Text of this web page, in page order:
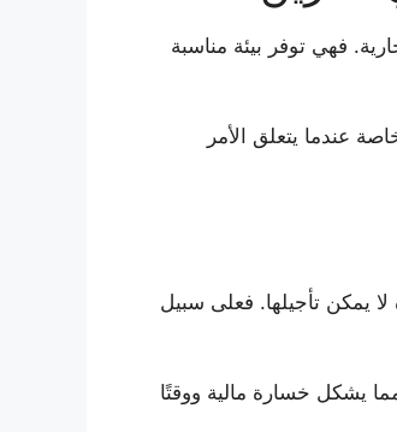
فهي توفر بيئة مناسبة
عندما يتعلق الأمر
يمكن تأجيلها. فعلى سبيل
يشكل خسارة مالية ووقتًا